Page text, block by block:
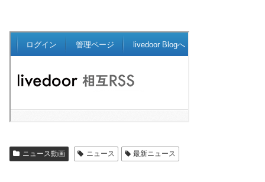
ニュース動画 ニュース 最新ニュース